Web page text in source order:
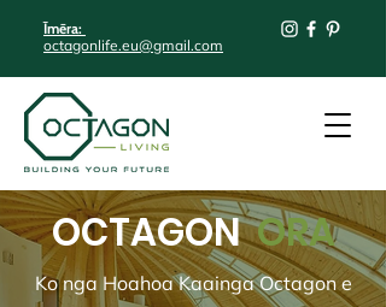
Īmēra:
octagonlife.eu@gmail.com
OCTAGON ORA
Ko nga Hoahoa Kaainga Octagon e